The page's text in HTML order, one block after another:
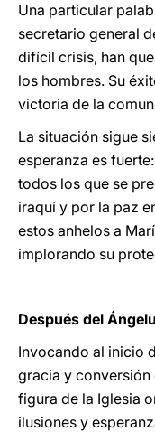
Una particular
secretario general
difícil crisis, han
los hombres. Su
victoria de la
La situación sigue
esperanza es
todos los que se
iraquí y por la paz
estos anhelos a
implorando su
Después del
Invocando al inicio
gracia y conversión
figura de la Iglesia
ilusiones y